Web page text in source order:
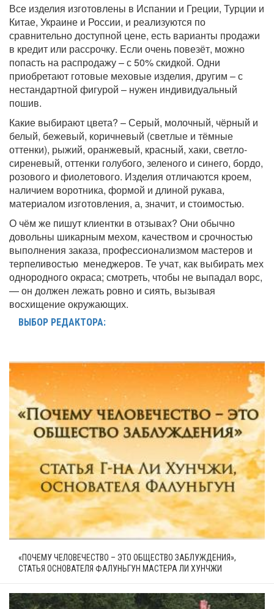
Все изделия изготовлены в Испании и Греции, Турции и
Китае, Украине и России, и реализуются по
сравнительно доступной цене, есть варианты продажи
в кредит или рассрочку. Если очень повезёт, можно
попасть на распродажу – с 50% скидкой. Одни
приобретают готовые меховые изделия, другим – с
нестандартной фигурой – нужен индивидуальный
пошив.
Какие выбирают цвета? – Серый, молочный, чёрный и
белый, бежевый, коричневый (светлые и тёмные
оттенки), рыжий, оранжевый, красный, хаки, светло-
сиреневый, оттенки голубого, зеленого и синего, бордо,
розового и фиолетового. Изделия отличаются кроем,
наличием воротника, формой и длиной рукава,
материалом изготовления, а, значит, и стоимостью.
О чём же пишут клиентки в отзывах? Они обычно
довольны шикарным мехом, качеством и срочностью
выполнения заказа, профессионализмом мастеров и
терпеливостью менеджеров. Те учат, как выбирать мех
однородного окраса; смотреть, чтобы не выпадал ворс,
— он должен лежать ровно и сиять, вызывая
восхищение окружающих.
ВЫБОР РЕДАКТОРА:
«ПОЧЕМУ ЧЕЛОВЕЧЕСТВО – ЭТО ОБЩЕСТВО ЗАБЛУЖДЕНИЯ»,
СТАТЬЯ ОСНОВАТЕЛЯ ФАЛУНЬГУН МАСТЕРА ЛИ ХУНЧЖИ